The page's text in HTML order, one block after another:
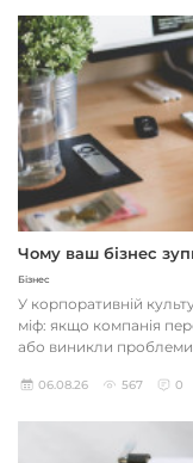
Чому ваш бізнес
Бізнес
У корпоративній
міф: якщо компанія
або виникли проблеми
06.08.26 567 0